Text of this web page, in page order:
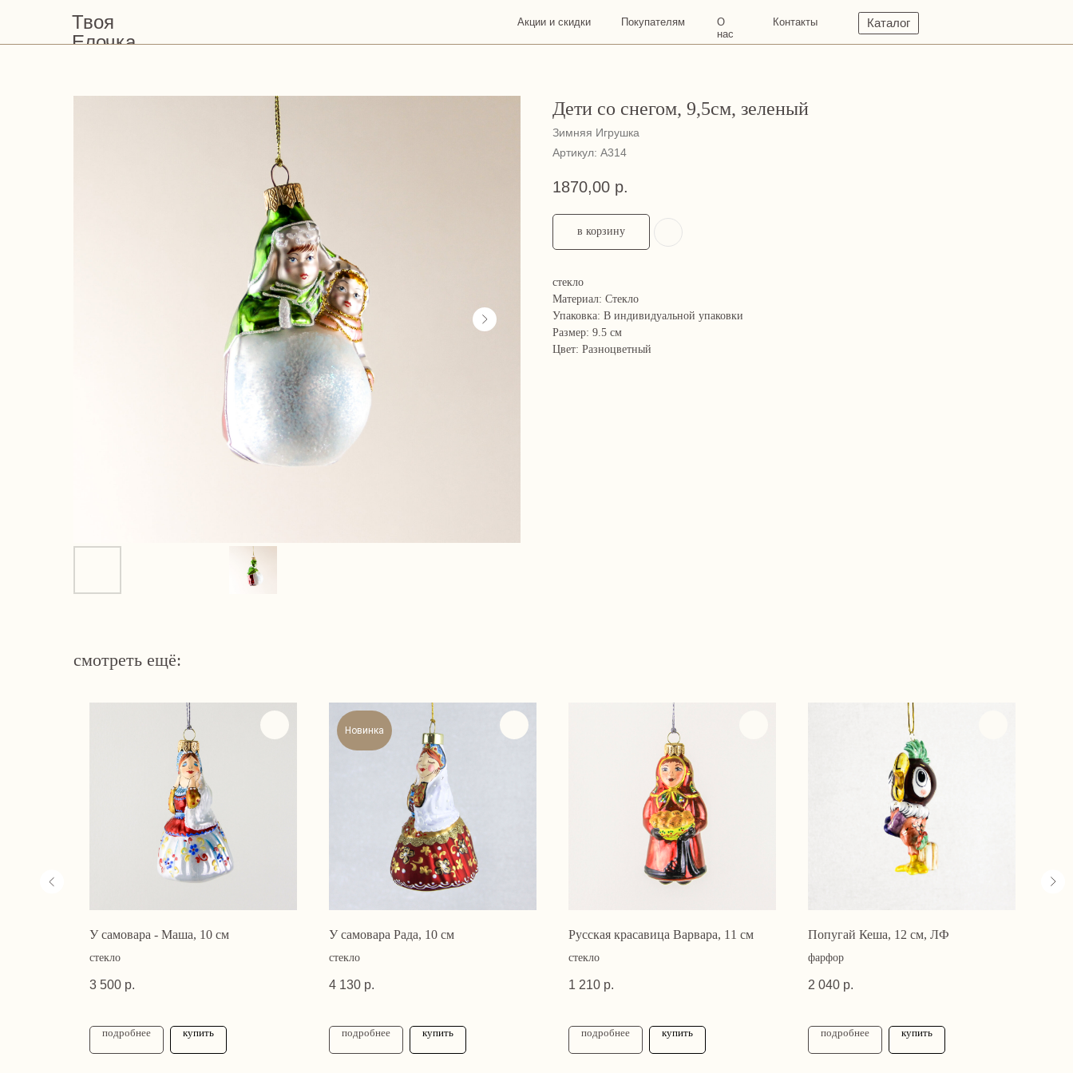
Акции и скидки Покупателям О
нас
Контакты Каталог
Твоя
Елочка
Дети со снегом, 9,5см, зеленый
Зимняя Игрушка
Артикул: А314
1870,00 р.
в корзину
стекло
Материал: Стекло
Упаковка: В индивидуальной упаковки
Размер: 9.5 см
Цвет: Разноцветный
смотреть ещё:
У самовара - Маша, 10 см
стекло
3 500 р.
подробнее купить
Новинка
У самовара Рада, 10 см
стекло
4 130 р.
подробнее купить
Русская красавица Варвара, 11 см
стекло
1 210 р.
подробнее купить
Попугай Кеша, 12 см, ЛФ
фарфор
2 040 р.
подробнее купить